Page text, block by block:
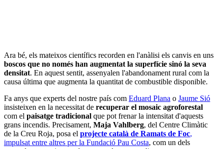
Ara bé, els mateixos científics recorden en l'anàlisi els canvis en uns
boscos que no només han augmentat la superfície sinó la seva
densitat. En aquest sentit, assenyalen l'abandonament rural com la
causa última que augmenta la quantitat de combustible disponible.
Fa anys que experts del nostre país com Eduard Plana o Jaume Sió
insisteixen en la necessitat de recuperar el mosaic agroforestal
com el paisatge tradicional que pot frenar la intensitat d'aquests
grans incendis. Precisament, Maja Vahlberg, del Centre Climàtic
de la Creu Roja, posa el projecte català de Ramats de Foc,
impulsat entre altres per la Fundació Pau Costa, com un dels